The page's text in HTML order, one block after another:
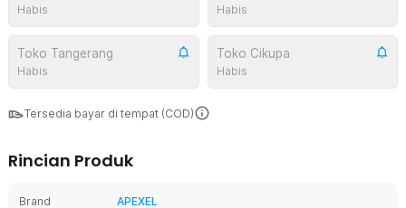
Habis Habis
Toko Tangerang
Habis
Toko Cikupa
Habis
Tersedia bayar di tempat (COD)
Rincian Produk
Brand
APEXEL